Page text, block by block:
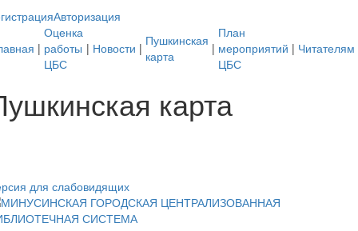
Авторизация
|
Оценка
работы
ЦБС
| Новости | Пушкинская
карта
|
План
мероприятий
ЦБС
| Читателям
карта
для слабовидящих